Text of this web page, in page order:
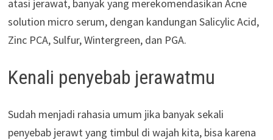
atasi jerawat, banyak yang merekomendasikan Acne
solution micro serum, dengan kandungan Salicylic Acid,
Zinc PCA, Sulfur, Wintergreen, dan PGA.
Kenali penyebab jerawatmu
Sudah menjadi rahasia umum jika banyak sekali
penyebab jerawt yang timbul di wajah kita, bisa karena